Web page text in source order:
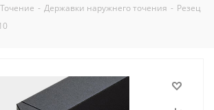
Точение - Державки наружнего точения - Резец